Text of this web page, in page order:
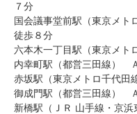
７分
国会議事堂前駅（東京メ
徒歩８分
六本木一丁目駅（東京メ
内幸町駅（都営三田線）
赤坂駅（東京メトロ千代
御成門駅（都営三田線）
新橋駅（ＪＲ 山手線・京